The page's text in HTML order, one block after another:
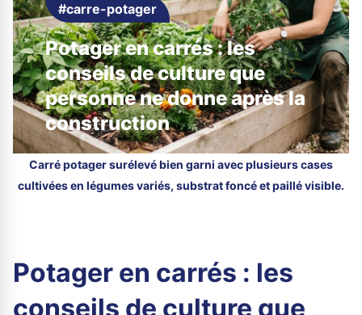
#carre-potager
Potager en carrés : les
conseils de culture que
personne ne donne après la
construction
Carré potager surélevé bien garni avec plusieurs cases
cultivées en légumes variés, substrat foncé et paillé visible.
Potager en carrés : les
conseils de culture que